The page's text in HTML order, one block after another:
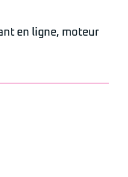
en ligne, moteur